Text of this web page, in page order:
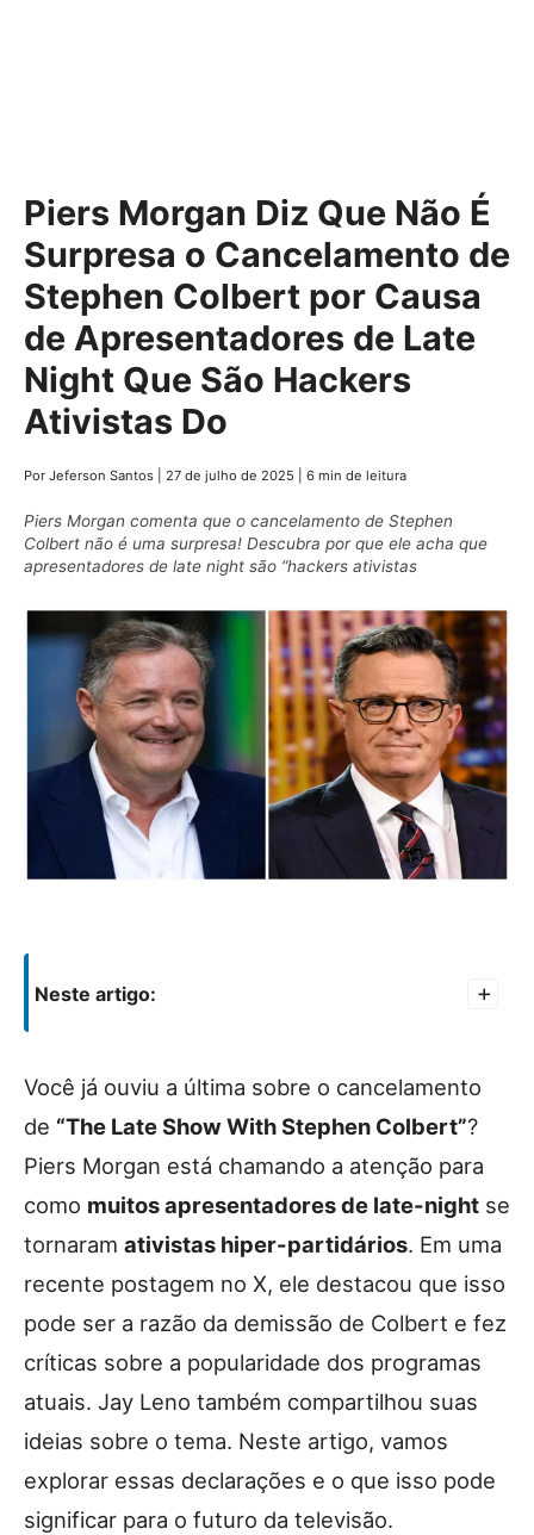
Piers Morgan Diz Que Não É
Surpresa o Cancelamento de
Stephen Colbert por Causa
de Apresentadores de Late
Night Que São Hackers
Ativistas Do
Por Jeferson Santos 27 de julho de 2025 6 min de leitura
Piers Morgan comenta que o cancelamento de Stephen
Colbert não é uma surpresa! Descubra por que ele acha que
apresentadores de late night são “hackers ativistas
Neste artigo: +
Você já ouviu a última sobre o cancelamento
de “The Late Show With Stephen Colbert”?
Piers Morgan está chamando a atenção para
como muitos apresentadores de late-night se
tornaram ativistas hiper-partidários. Em uma
recente postagem no X, ele destacou que isso
pode ser a razão da demissão de Colbert e fez
críticas sobre a popularidade dos programas
atuais. Jay Leno também compartilhou suas
ideias sobre o tema. Neste artigo, vamos
explorar essas declarações e o que isso pode
significar para o futuro da televisão.